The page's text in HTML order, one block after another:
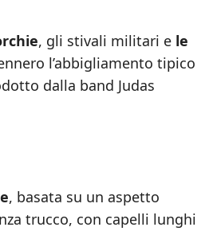
, gli stivali militari e le
l’abbigliamento tipico
dalla band Judas
, basata su un aspetto
trucco, con capelli lunghi